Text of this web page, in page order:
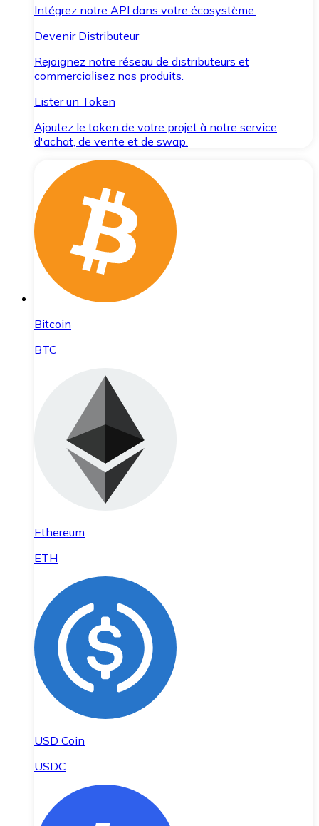
Intégrez notre API dans votre écosystème.
Devenir Distributeur
Rejoignez notre réseau de distributeurs et
commercialisez nos produits.
Lister un Token
Ajoutez le token de votre projet à notre service
d'achat, de vente et de swap.
Bitcoin
BTC
Ethereum
ETH
USD Coin
USDC